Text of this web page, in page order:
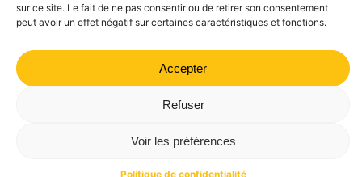
sur ce site. Le fait de ne pas consentir ou de retirer son consentement
peut avoir un effet négatif sur certaines caractéristiques et fonctions.
Accepter
Refuser
Voir les préférences
Politique de confidentialité
Politique de confidentialité
Mentions légales Plan du site